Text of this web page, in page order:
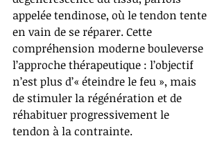
appelée tendinose, où le tendon tente
en vain de se réparer. Cette
compréhension moderne bouleverse
l’approche thérapeutique : l’objectif
n’est plus d’« éteindre le feu », mais
de stimuler la régénération et de
réhabituer progressivement le
tendon à la contrainte.